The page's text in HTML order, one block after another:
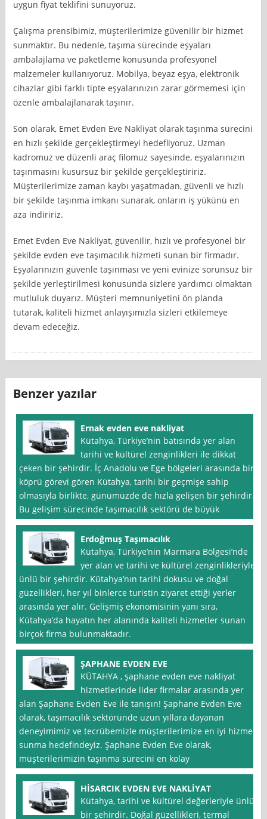
uygun fiyat teklifini sunuyoruz.
Çalışma prensibimiz, müşterilerimize güvenilir bir hizmet
sunmaktır. Bu nedenle, taşıma sürecinde eşyaları
ambalajlama ve paketleme konusunda profesyonel
malzemeler kullanıyoruz. Mobilya, beyaz eşya, elektronik
cihazlar gibi farklı tipte eşyalarınızın zarar görmemesi için
özenle ambalajlanarak taşınır.
Son olarak, Emet Evden Eve Nakliyat olarak taşınma sürecini
en hızlı şekilde gerçekleştirmeyi hedefliyoruz. Uzman
kadromuz ve düzenli araç filomuz sayesinde, eşyalarınızın
taşınmasını kusursuz bir şekilde gerçekleştiririz.
Müşterilerimize zaman kaybı yaşatmadan, güvenli ve hızlı
bir şekilde taşınma imkanı sunarak, onların iş yükünü en
aza indiririz.
Emet Evden Eve Nakliyat, güvenilir, hızlı ve profesyonel bir
şekilde evden eve taşımacılık hizmeti sunan bir firmadır.
Eşyalarınızın güvenle taşınması ve yeni evinize sorunsuz bir
şekilde yerleştirilmesi konusunda sizlere yardımcı olmaktan
mutluluk duyarız. Müşteri memnuniyetini ön planda
tutarak, kaliteli hizmet anlayışımızla sizleri etkilemeye
devam edeceğiz.
Benzer yazılar
Ernak evden eve nakliyat
Kütahya, Türkiye’nin batısında yer alan
tarihi ve kültürel zenginlikleri ile dikkat
çeken bir şehirdir. İç Anadolu ve Ege bölgeleri arasında bir
köprü görevi gören Kütahya, tarihi bir geçmişe sahip
olmasıyla birlikte, günümüzde de hızla gelişen bir şehirdir.
Bu gelişim sürecinde taşımacılık sektörü de büyük
Erdoğmuş Taşımacılık
Kütahya, Türkiye’nin Marmara Bölgesi’nde
yer alan ve tarihi ve kültürel zenginlikleriyle
ünlü bir şehirdir. Kütahya’nın tarihi dokusu ve doğal
güzellikleri, her yıl binlerce turistin ziyaret ettiği yerler
arasında yer alır. Gelişmiş ekonomisinin yanı sıra,
Kütahya’da hayatın her alanında kaliteli hizmetler sunan
birçok firma bulunmaktadır.
ŞAPHANE EVDEN EVE
KÜTAHYA , şaphane evden eve nakliyat
hizmetlerinde lider firmalar arasında yer
alan Şaphane Evden Eve ile tanışın! Şaphane Evden Eve
olarak, taşımacılık sektöründe uzun yıllara dayanan
deneyimimiz ve tecrübemizle müşterilerimize en iyi hizmeti
sunma hedefindeyiz. Şaphane Evden Eve olarak,
müşterilerimizin taşınma sürecini en kolay
HİSARCIK EVDEN EVE NAKLİYAT
Kütahya, tarihi ve kültürel değerleriyle ünlü
bir şehirdir. Doğal güzellikleri, termal